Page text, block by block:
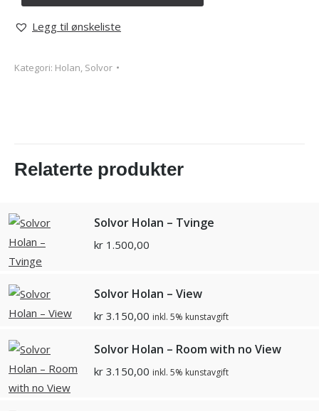
Legg til ønskeliste
Kategori: Holan, Solvor
Relaterte produkter
Solvor Holan – Tvinge
kr 1.500,00
Solvor Holan – View
kr 3.150,00 inkl. 5% kunstavgift
Solvor Holan – Room with no View
kr 3.150,00 inkl. 5% kunstavgift